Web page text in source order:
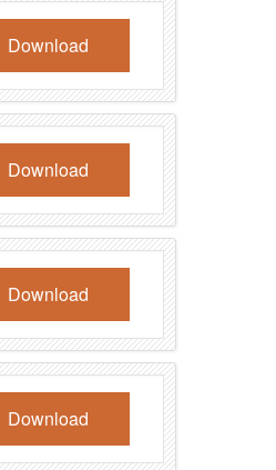
Download
Download
Download
Download